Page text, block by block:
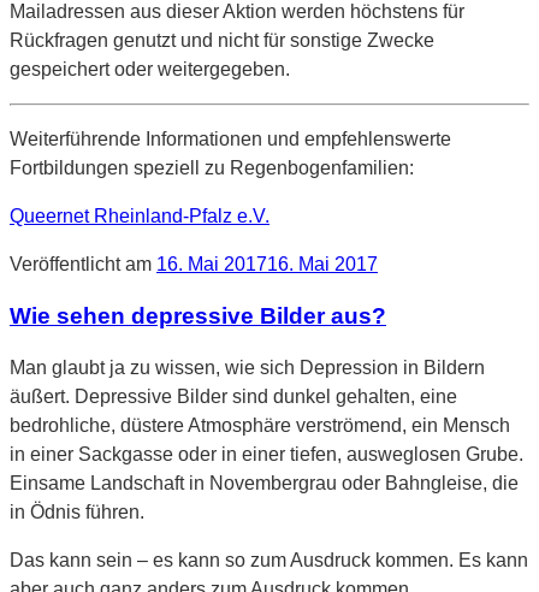
Mailadressen aus dieser Aktion werden höchstens für
Rückfragen genutzt und nicht für sonstige Zwecke
gespeichert oder weitergegeben.
Weiterführende Informationen und empfehlenswerte
Fortbildungen speziell zu Regenbogenfamilien:
Queernet Rheinland-Pfalz e.V.
Veröffentlicht am 16. Mai 201716. Mai 2017
Wie sehen depressive Bilder aus?
Man glaubt ja zu wissen, wie sich Depression in Bildern
äußert. Depressive Bilder sind dunkel gehalten, eine
bedrohliche, düstere Atmosphäre verströmend, ein Mensch
in einer Sackgasse oder in einer tiefen, ausweglosen Grube.
Einsame Landschaft in Novembergrau oder Bahngleise, die
in Ödnis führen.
Das kann sein – es kann so zum Ausdruck kommen. Es kann